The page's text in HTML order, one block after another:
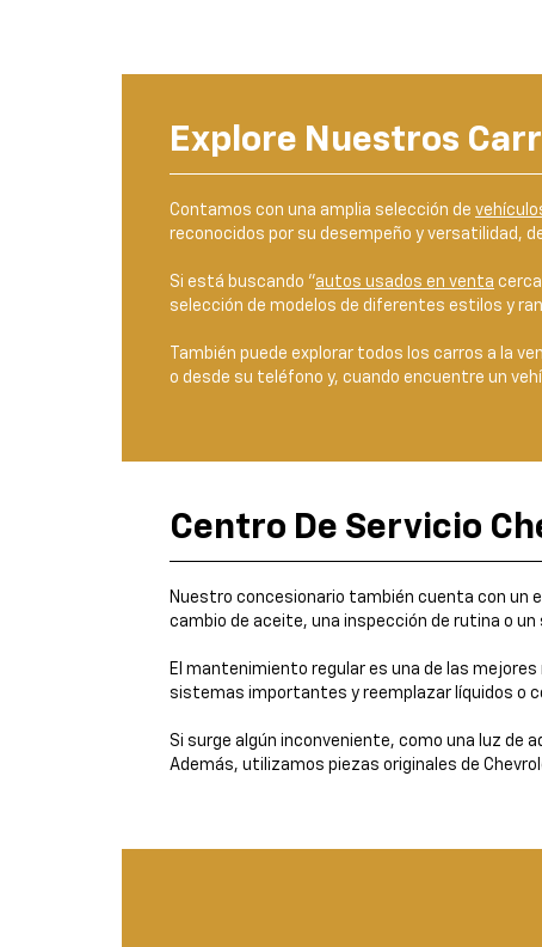
Explore Nuestros
Contamos con una amplia selección de
reconocidos por su desempeño y versatilidad,
Si está buscando "autos usados en venta
selección de modelos de diferentes estilos y
También puede explorar todos los carros a la
o desde su teléfono y, cuando encuentre un
Centro De Servicio
Nuestro concesionario también cuenta con un
cambio de aceite, una inspección de rutina o
El mantenimiento regular es una de las
sistemas importantes y reemplazar líquidos o
Si surge algún inconveniente, como una luz de
Además, utilizamos piezas originales de